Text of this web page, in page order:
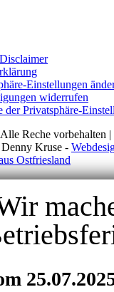
Einstellungen
widerrufen
der Privatsphäre-
Reche vorbehalten
Kruse -
Ostfriesland